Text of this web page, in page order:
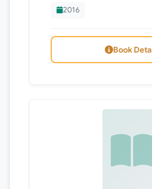
2016
Book